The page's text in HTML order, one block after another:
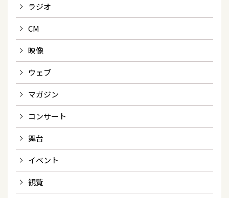
ラジオ
CM
映像
ウェブ
マガジン
コンサート
舞台
イベント
観覧